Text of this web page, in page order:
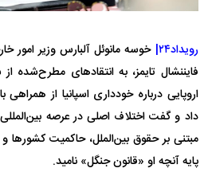
رویداد۲۴|
خوسه مانوئل آلبارس وزیر امور
فایننشال تایمز، به انتقاد‌های مطرح‌شده
اروپایی درباره خودداری اسپانیا از
داد و گفت اختلاف اصلی در عرصه
مبتنی بر حقوق بین‌الملل، حاکمیت کشور‌ها
پایه آنچه او «قانون جنگل» نامید.